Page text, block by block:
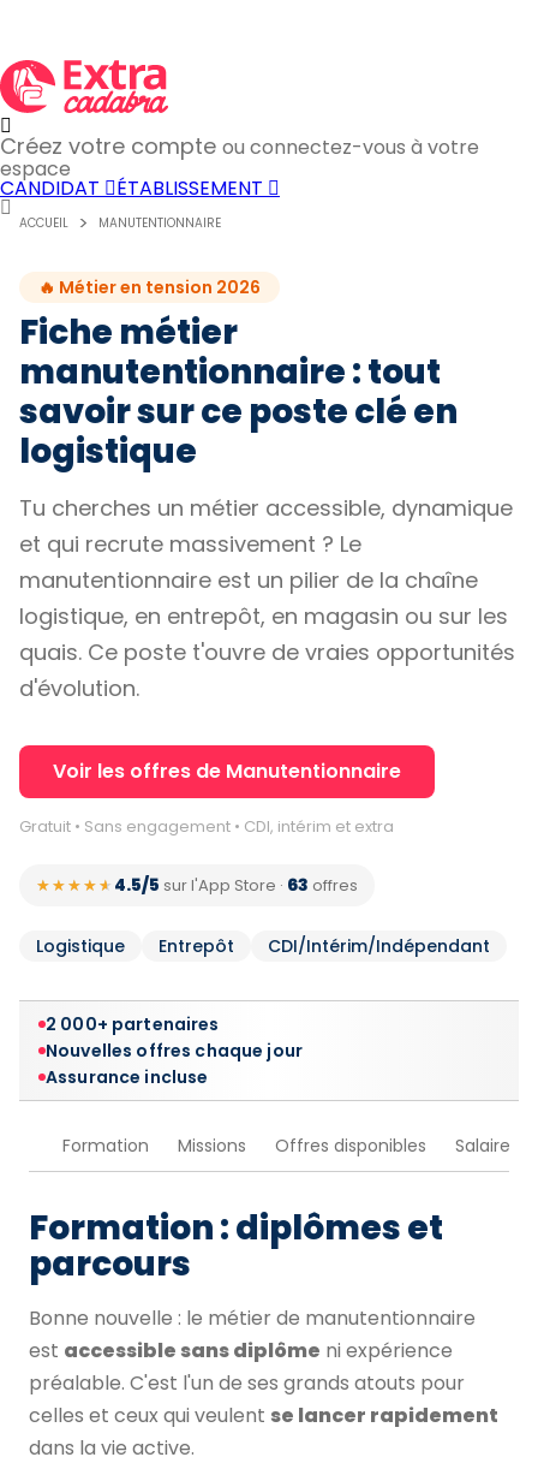
Créez votre compte ou connectez-vous à votre
espace
CANDIDAT ÉTABLISSEMENT
ACCUEIL MANUTENTIONNAIRE
🔥 Métier en tension 2026
Fiche métier
manutentionnaire : tout
savoir sur ce poste clé en
logistique
Tu cherches un métier accessible, dynamique
et qui recrute massivement ? Le
manutentionnaire est un pilier de la chaîne
logistique, en entrepôt, en magasin ou sur les
quais. Ce poste t'ouvre de vraies opportunités
d'évolution.
Voir les offres de Manutentionnaire
Gratuit • Sans engagement • CDI, intérim et extra
★★★★★
★★★★★ 4.5/5 sur l'App Store · 63 offres
Logistique Entrepôt CDI/Intérim/Indépendant
2 000+ partenaires
Nouvelles offres chaque jour
Assurance incluse
Formation Missions Offres disponibles Salaire
Formation : diplômes et
parcours
Bonne nouvelle : le métier de manutentionnaire
est accessible sans diplôme ni expérience
préalable. C'est l'un de ses grands atouts pour
celles et ceux qui veulent se lancer rapidement
dans la vie active.